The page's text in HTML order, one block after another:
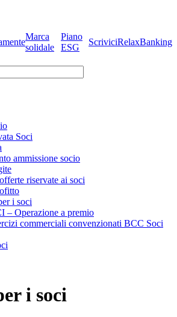
Marca
solidale
Piano
ESG
ScriviciRelaxBanking
Soci
ammissione socio
riservate ai soci
i soci
– Operazione a premio
commerciali convenzionati BCC Soci
i soci